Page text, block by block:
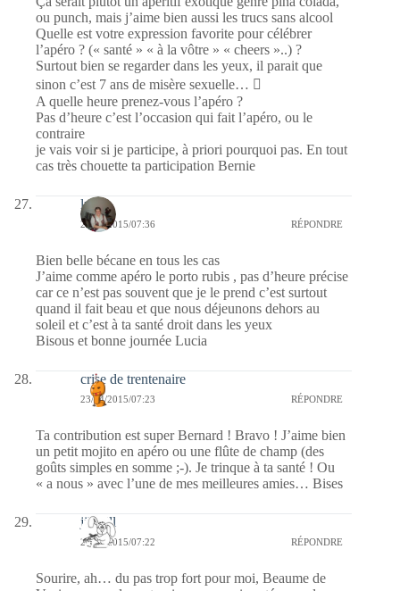
ou punch, mais j’aime bien aussi les trucs sans alcool
Quelle est votre expression favorite pour célébrer
l’apéro ? (« santé » « à la vôtre » « cheers »..) ?
Surtout bien se regarder dans les yeux, il parait que
sinon c’est 7 ans de misère sexuelle… 
A quelle heure prenez-vous l’apéro ?
Pas d’heure c’est l’occasion qui fait l’apéro, ou le
contraire
je vais voir si je participe, à priori pourquoi pas. En tout
cas très chouette ta participation Bernie
lucia
23/04/2015/07:36 RÉPONDRE
Bien belle bécane en tous les cas
J’aime comme apéro le porto rubis , pas d’heure précise
car ce n’est pas souvent que je le prend c’est surtout
quand il fait beau et que nous déjeunons dehors au
soleil et c’est à ta santé droit dans les yeux
Bisous et bonne journée Lucia
crise de trentenaire
23/04/2015/07:23 RÉPONDRE
Ta contribution est super Bernard ! Bravo ! J’aime bien
un petit mojito en apéro ou une flûte de champ (des
goûts simples en somme ;-). Je trinque à ta santé ! Ou
« a nous » avec l’une de mes meilleures amies… Bises
jill bill
23/04/2015/07:22 RÉPONDRE
Sourire, ah… du pas trop fort pour moi, Beaume de